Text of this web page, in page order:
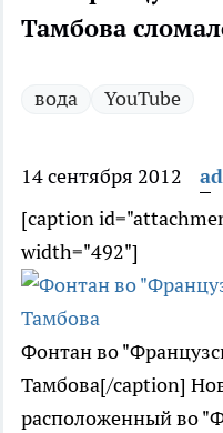
Тамбова
вода YouTube
14 сентября 2012
[caption
width="492"]
Фонтан во
Тамбова[/caption]
расположенный во